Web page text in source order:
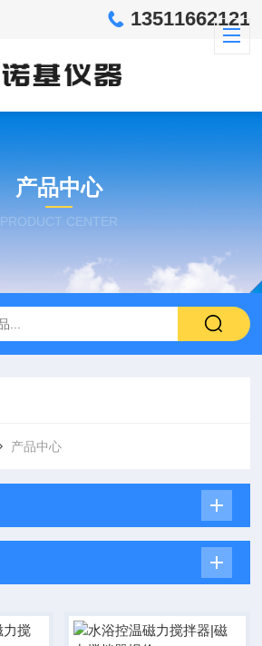
13511662121
产品中心
PRODUCT CENTER
产品中心